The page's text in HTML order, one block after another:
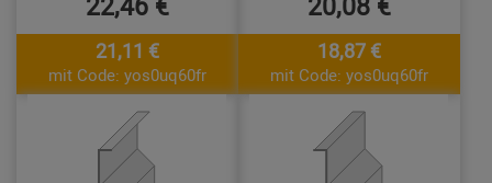
21,11 €
mit Code: yos0uq60fr
18,87 €
mit Code: yos0uq60fr